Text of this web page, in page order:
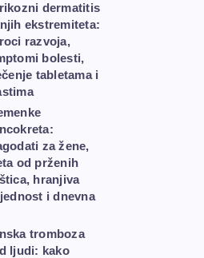
dermatitis
ekstremiteta:
razvoja,
bolesti,
tabletama i
za žene,
od prženih
hranjiva
i dnevna
tromboza
ljudi: kako